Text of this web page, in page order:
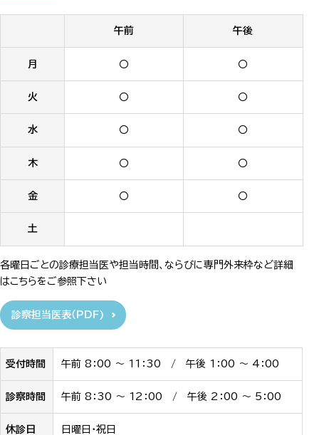
月
火
水
木
金
土
午前
〇
〇
〇
〇
〇
午後
〇
〇
〇
〇
〇
各曜日ごとの診療担当医や担当時間、ならびに専門外来枠など詳細
はこちらをご参照下さい
診察担当医表（PDF)
受付時間 午前 8：00 ～ 11：30 / 午後 1：00 ～ 4：00
診察時間 午前 8：30 ～ 12：00 / 午後 2：00 ～ 5：00
休診日 日曜日・祝日